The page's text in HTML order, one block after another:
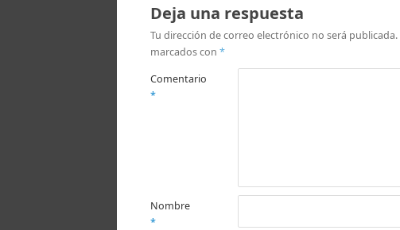
Deja una respuesta
Tu dirección de correo electrónico no será publicada.
marcados con *
Comentario
*
Nombre
*